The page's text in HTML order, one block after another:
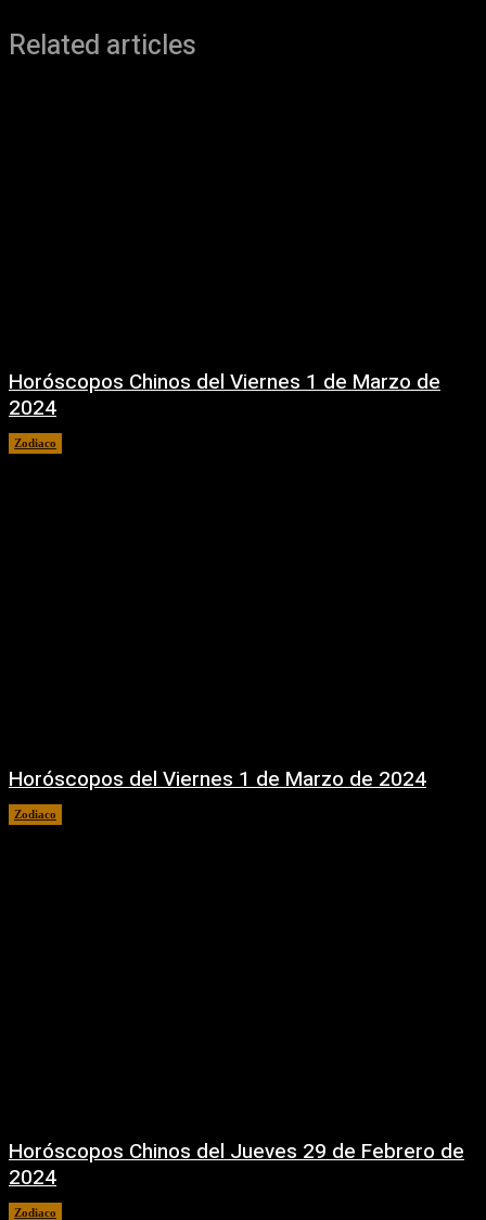
Related articles
Horóscopos Chinos del Viernes 1 de Marzo de
2024
Zodiaco
Horóscopos del Viernes 1 de Marzo de 2024
Zodiaco
Horóscopos Chinos del Jueves 29 de Febrero de
2024
Zodiaco